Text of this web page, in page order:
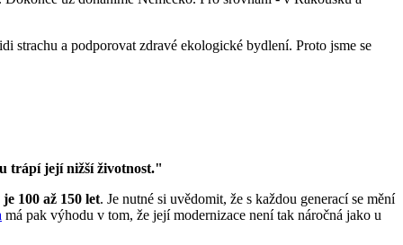
strachu a podporovat zdravé ekologické bydlení. Proto jsme se
trápí její nižší životnost."
100 až 150 let. Je nutné si uvědomit, že s každou generací se mění
má pak výhodu v tom, že její modernizace není tak náročná jako u